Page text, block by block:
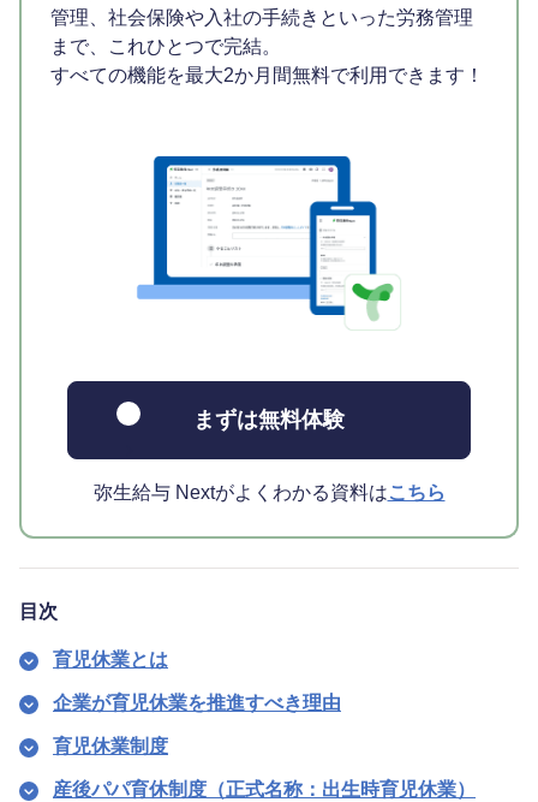
管理、社会保険や入社の手続きといった労務管理
まで、これひとつで完結。
すべての機能を最大2か月間無料で利用できます！
まずは無料体験
弥生給与 Nextがよくわかる資料はこちら
目次
育児休業とは
企業が育児休業を推進すべき理由
育児休業制度
産後パパ育休制度（正式名称：出生時育児休業）